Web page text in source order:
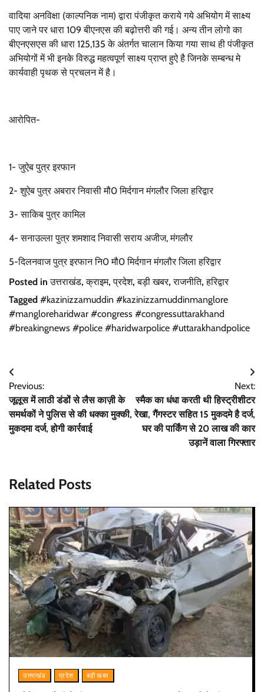
वादिया अनविक्षा (काल्पनिक नाम) द्वारा पंजीकृत कराये गये अभियोग में साक्ष्य
पाए जाने पर धारा 109 बीएनएस की बढ़ोत्तरी की गई। अन्य तीन लोगो का
बीएनएसएस की धारा 125,135 के अंतर्गत चालान किया गया साथ ही पंजीकृत
अभियोगों में भी इनके विरुद्ध महत्वपूर्ण साक्ष्य प्राप्त हुऐ है जिनके सम्बन्ध मे
कार्यवाही पृथक से प्रचलन में है।
आरोपित-
1- जुऐब पुत्र इरफान
2- शुऐब पुत्र अबरार निवासी मौ0 मिर्दगान मंगलौर जिला हरिद्वार
3- साकिब पुत्र कामिल
4- सनाउल्ला पुत्र शमशाद निवासी सराय अजीज, मंगलौर
5-दिलनवाज पुत्र इरफान नि0 मौ0 मिर्दगान मंगलौर जिला हरिद्वार
Posted inउत्तराखंड,क्राइम,प्रदेश,बड़ी खबर,राजनीति,हरिद्वार
Tagged #kazinizzamuddin #kazinizzamuddinmanglore
#mangloreharidwar #congress #congressuttarakhand
#breakingnews #police #haridwarpolice #uttarakhandpolice
Post
navigation
Previous:
जूलूस में लाठी डंडों से लैस काज़ी के
समर्थकों ने पुलिस से की धक्का मुक्की,
मुकदमा दर्ज, होगी कार्रवाई
Next:
स्मैक का धंधा करती थी हिस्ट्रीशीटर
रेखा, गैंगस्टर सहित 15 मुकदमे है दर्ज,
घर की पार्किंग से 20 लाख की कार
उड़ानें वाला गिरफ्तार
Related Posts
उत्तराखंड प्रदेश बड़ी खबर